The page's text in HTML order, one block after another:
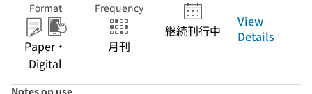
Format
Paper・
Digital
Frequency
月刊
継続刊行中
View
Details
Notes on use